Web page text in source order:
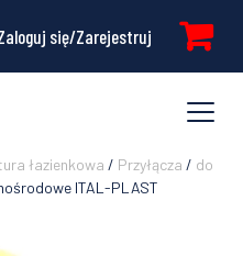
się/Zarejestruj
łazienkowa / Przyłącza / do
ITAL-PLAST